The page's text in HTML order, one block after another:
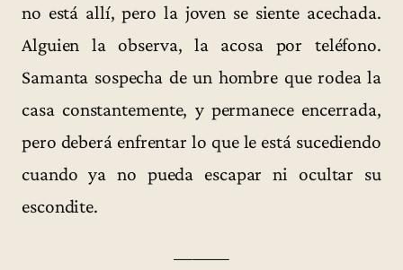
no está allí, pero la joven se siente acechada.
Alguien la observa, la acosa por teléfono.
Samanta sospecha de un hombre que rodea la
casa constantemente, y permanece encerrada,
pero deberá enfrentar lo que le está sucediendo
cuando ya no pueda escapar ni ocultar su
escondite.
———